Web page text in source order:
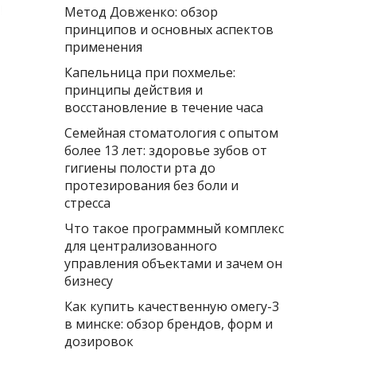
Метод Довженко: обзор
принципов и основных аспектов
применения
Капельница при похмелье:
принципы действия и
восстановление в течение часа
Семейная стоматология с опытом
более 13 лет: здоровье зубов от
гигиены полости рта до
протезирования без боли и
стресса
Что такое программный комплекс
для централизованного
управления объектами и зачем он
бизнесу
Как купить качественную омегу-3
в минске: обзор брендов, форм и
дозировок